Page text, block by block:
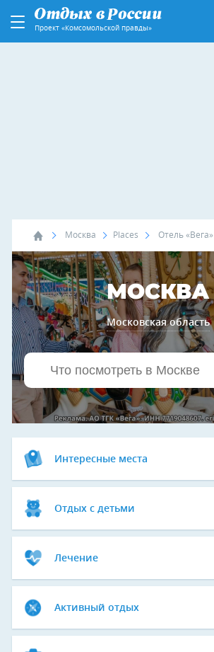
Проект «Комсомольской правды»
Москва Places Отель «Вега»
МОСКВА
Московская область
Интересные места
Отдых с детьми
Лечение
Активный отдых